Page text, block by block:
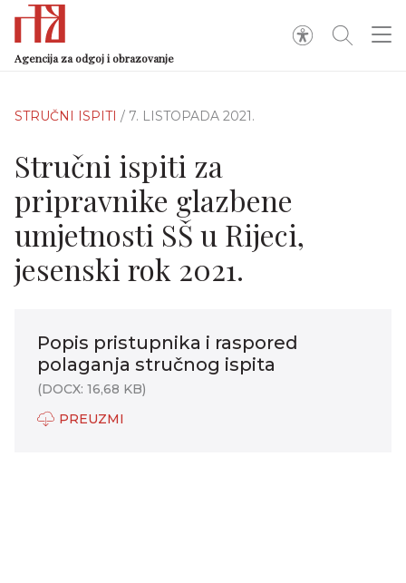
Agencija za odgoj i obrazovanje
STRUČNI ISPITI / 7. LISTOPADA 2021.
Stručni ispiti za
pripravnike glazbene
umjetnosti SŠ u Rijeci,
jesenski rok 2021.
Popis pristupnika i raspored
polaganja stručnog ispita
(DOCX: 16,68 KB)
PREUZMI